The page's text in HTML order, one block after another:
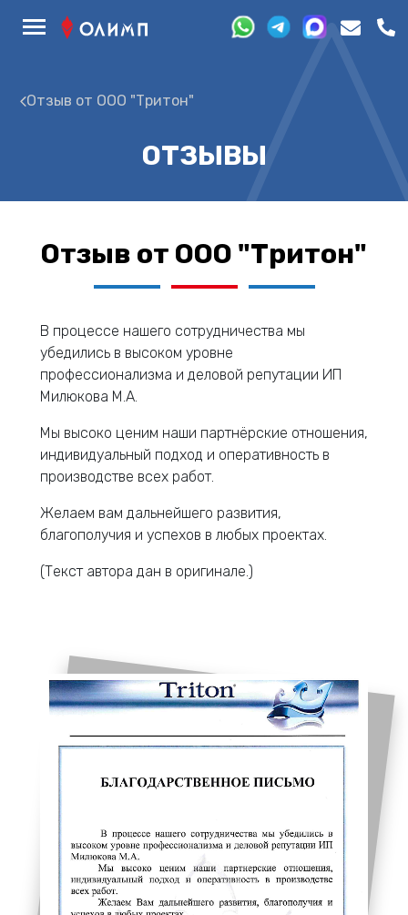
Отзыв от ООО "Тритон"
ОТЗЫВЫ
Отзыв от ООО "Тритон"
В процессе нашего сотрудничества мы
убедились в высоком уровне
профессионализма и деловой репутации ИП
Милюкова М.А.
Мы высоко ценим наши партнёрские отношения,
индивидуальный подход и оперативность в
производстве всех работ.
Желаем вам дальнейшего развития,
благополучия и успехов в любых проектах.
(Текст автора дан в оригинале.)